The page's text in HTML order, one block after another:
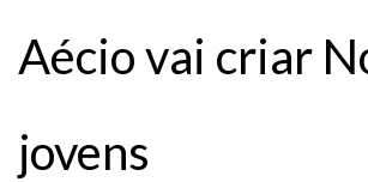
Aécio vai criar
jovens